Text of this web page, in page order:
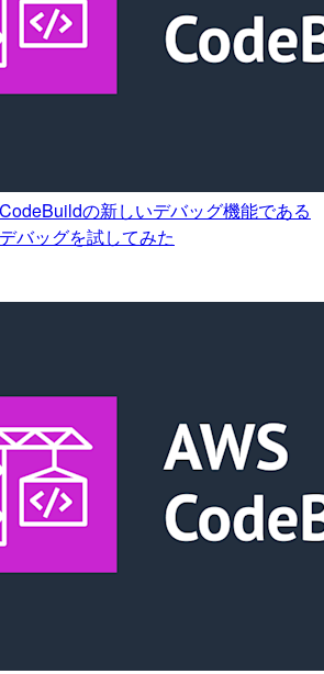
の新しいデバッグ機能である
バッグを試してみた